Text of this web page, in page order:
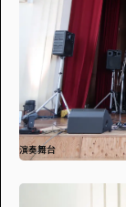
演奏舞台